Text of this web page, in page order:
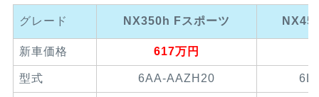
グレード NX350h Fスポーツ
新車価格 617万円
型式 6AA-AAZH20